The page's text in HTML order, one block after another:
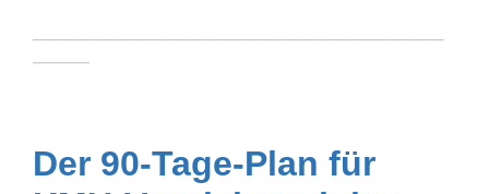
─────────────────────────────
────
Der 90-Tage-Plan für